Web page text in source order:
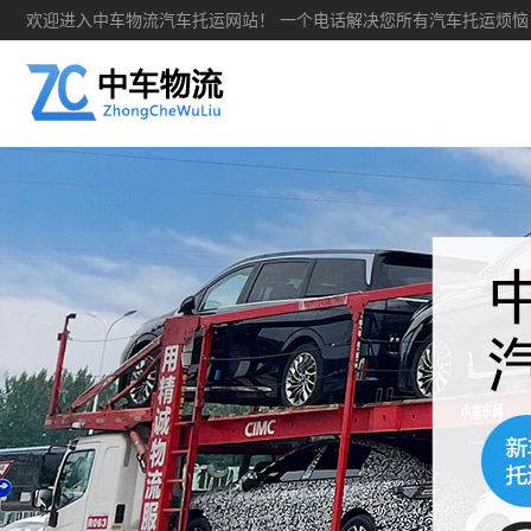
欢迎进入中车物流汽车托运网站！ 一个电话解决您所有汽车托运烦